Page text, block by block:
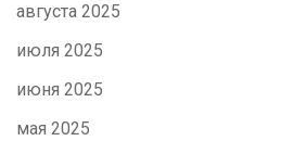
августа 2025
июля 2025
июня 2025
мая 2025